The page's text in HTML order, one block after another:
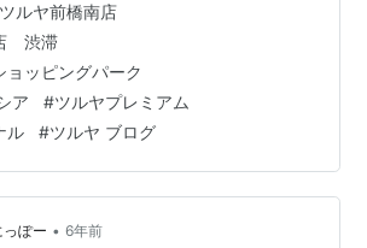
っぱ混んでました。💦 「上州群馬ブレ
ヒー豆の棚です。売れてますねぇ〜。
は入り口から突き当たりまでまっすぐ
の横幅がとても広めです。 その広めの
んが多いので、カートをゆっくり押し
…
ツルヤ前橋南店
渋滞
ョッピングパーク
ア #ツルヤプレミアム
ル #ツルヤ ブログ
っぽー • 6年前